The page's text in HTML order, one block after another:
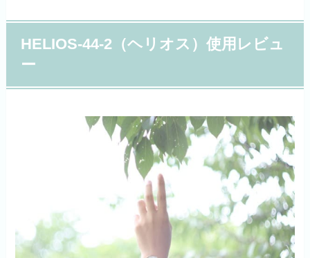
HELIOS-44-2（ヘリオス）使用レビュ
ー